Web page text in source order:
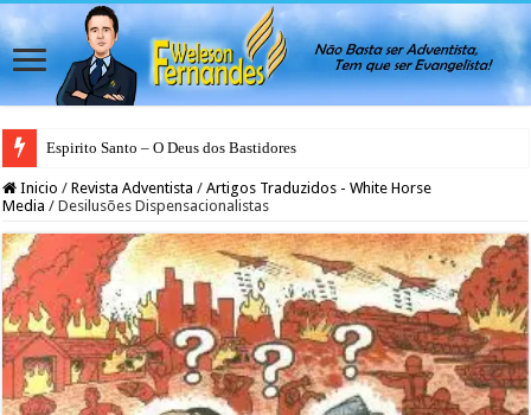
Espirito Santo – O Deus dos Bastidores
Inicio / Revista Adventista / Artigos Traduzidos - White Horse
Media / Desilusões Dispensacionalistas